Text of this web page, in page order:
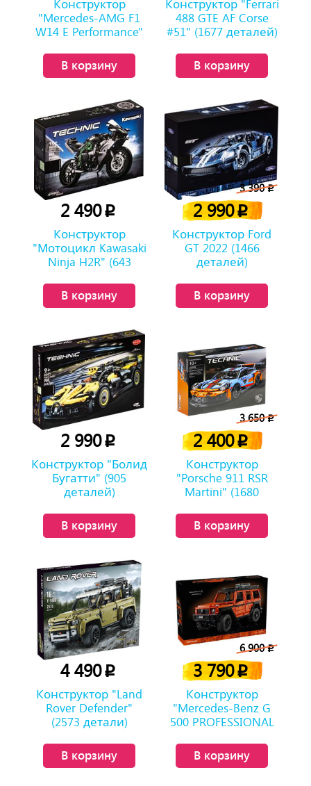
Конструктор
"Mercedes-AMG F1
W14 E Performance"
В корзину
Конструктор "Ferrari
488 GTE AF Corse
#51" (1677 деталей)
В корзину
2 490p
Конструктор
"Мотоцикл Kawasaki
Ninja H2R" (643
В корзину
3 390p
2 990p
Конструктор Ford
GT 2022 (1466
деталей)
В корзину
2 990p
Конструктор "Болид
Бугатти" (905
деталей)
В корзину
3 650p
2 400p
Конструктор
"Porsche 911 RSR
Martini" (1680
В корзину
4 490p
Конструктор "Land
Rover Defender"
(2573 детали)
В корзину
6 900p
3 790p
Конструктор
"Mercedes-Benz G
500 PROFESSIONAL
В корзину